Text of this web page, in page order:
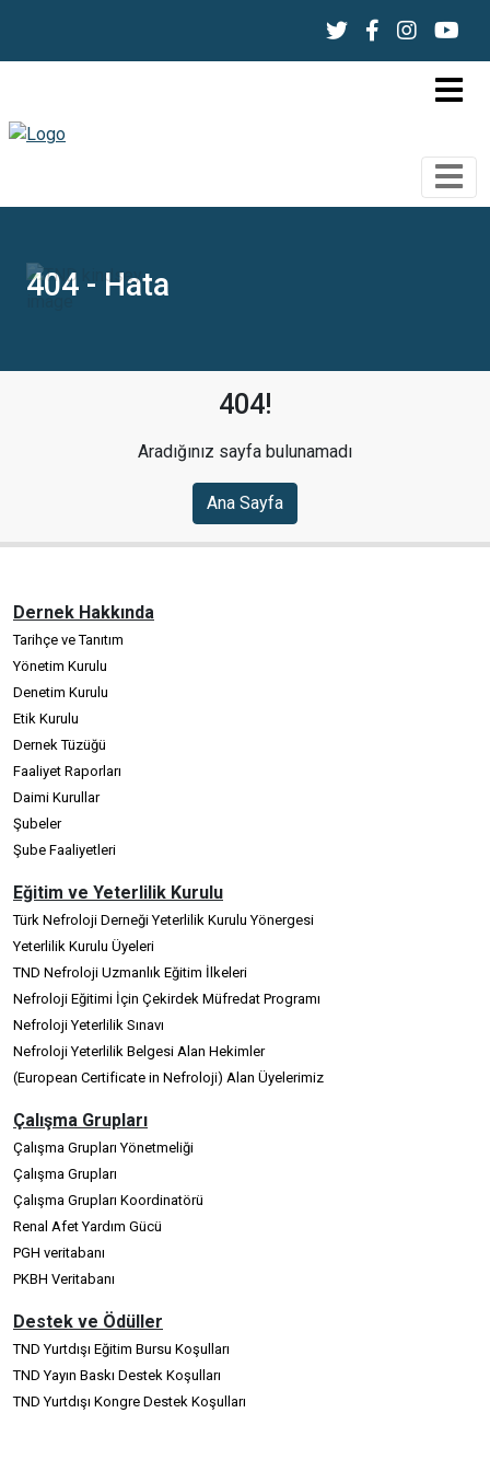
404 - Hata
404!
Aradığınız sayfa bulunamadı
Ana Sayfa
Dernek Hakkında
Tarihçe ve Tanıtım
Yönetim Kurulu
Denetim Kurulu
Etik Kurulu
Dernek Tüzüğü
Faaliyet Raporları
Daimi Kurullar
Şubeler
Şube Faaliyetleri
Eğitim ve Yeterlilik Kurulu
Türk Nefroloji Derneği Yeterlilik Kurulu Yönergesi
Yeterlilik Kurulu Üyeleri
TND Nefroloji Uzmanlık Eğitim İlkeleri
Nefroloji Eğitimi İçin Çekirdek Müfredat Programı
Nefroloji Yeterlilik Sınavı
Nefroloji Yeterlilik Belgesi Alan Hekimler
(European Certificate in Nefroloji) Alan Üyelerimiz
Çalışma Grupları
Çalışma Grupları Yönetmeliği
Çalışma Grupları
Çalışma Grupları Koordinatörü
Renal Afet Yardım Gücü
PGH veritabanı
PKBH Veritabanı
Destek ve Ödüller
TND Yurtdışı Eğitim Bursu Koşulları
TND Yayın Baskı Destek Koşulları
TND Yurtdışı Kongre Destek Koşulları